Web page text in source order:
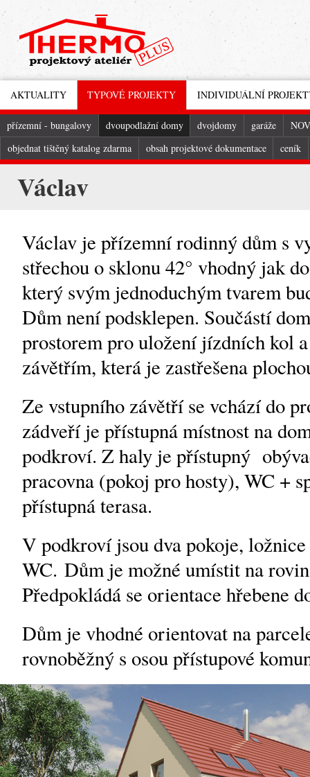
AKTUALITY TYPOVÉ PROJEKTY
přízemní - bungalovy dvoupodlažní domy dvojdomy garáže
objednat tištěný katalog zdarma
obsah projektové dokumentace ceník
INDIVIDUÁLNÍ
Václav
Václav je přízemní rodinný dům s
střechou o sklonu 42° vhodný jak
který svým jednoduchým tvarem
Dům není podsklepen. Součástí
prostorem pro uložení jízdních kol
závětřím, která je zastřešena
Ze vstupního závětří se vchází do
zádveří je přístupná místnost na
podkroví. Z haly je přístupný
pracovna (pokoj pro hosty), WC +
přístupná terasa.
V podkroví jsou dva pokoje,
WC. Dům je možné umístit na
Předpokládá se orientace hřebene
Dům je vhodné orientovat na
rovnoběžný s osou přístupové